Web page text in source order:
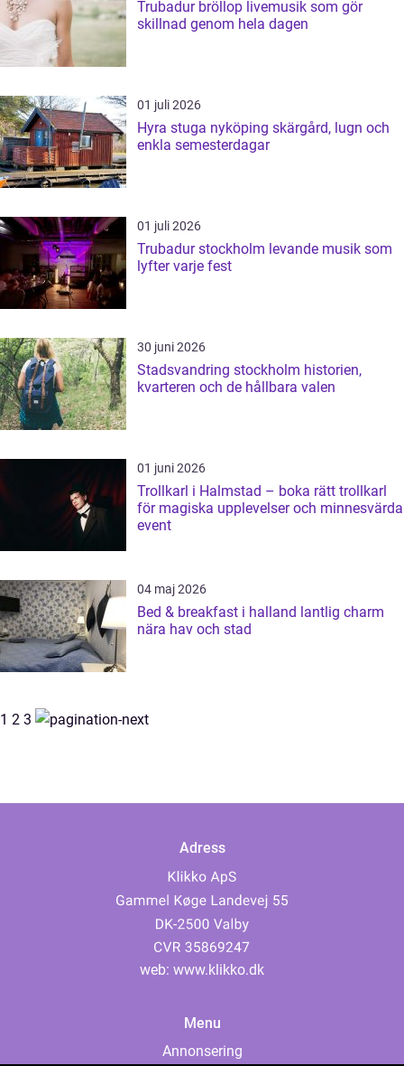
Trubadur bröllop livemusik som gör
skillnad genom hela dagen
01 juli 2026
Hyra stuga nyköping skärgård, lugn och
enkla semesterdagar
01 juli 2026
Trubadur stockholm levande musik som
lyfter varje fest
30 juni 2026
Stadsvandring stockholm historien,
kvarteren och de hållbara valen
01 juni 2026
Trollkarl i Halmstad – boka rätt trollkarl
för magiska upplevelser och minnesvärda
event
04 maj 2026
Bed & breakfast i halland lantlig charm
nära hav och stad
1 2 3
Adress
web: www.klikko.dk
Menu
Annonsering